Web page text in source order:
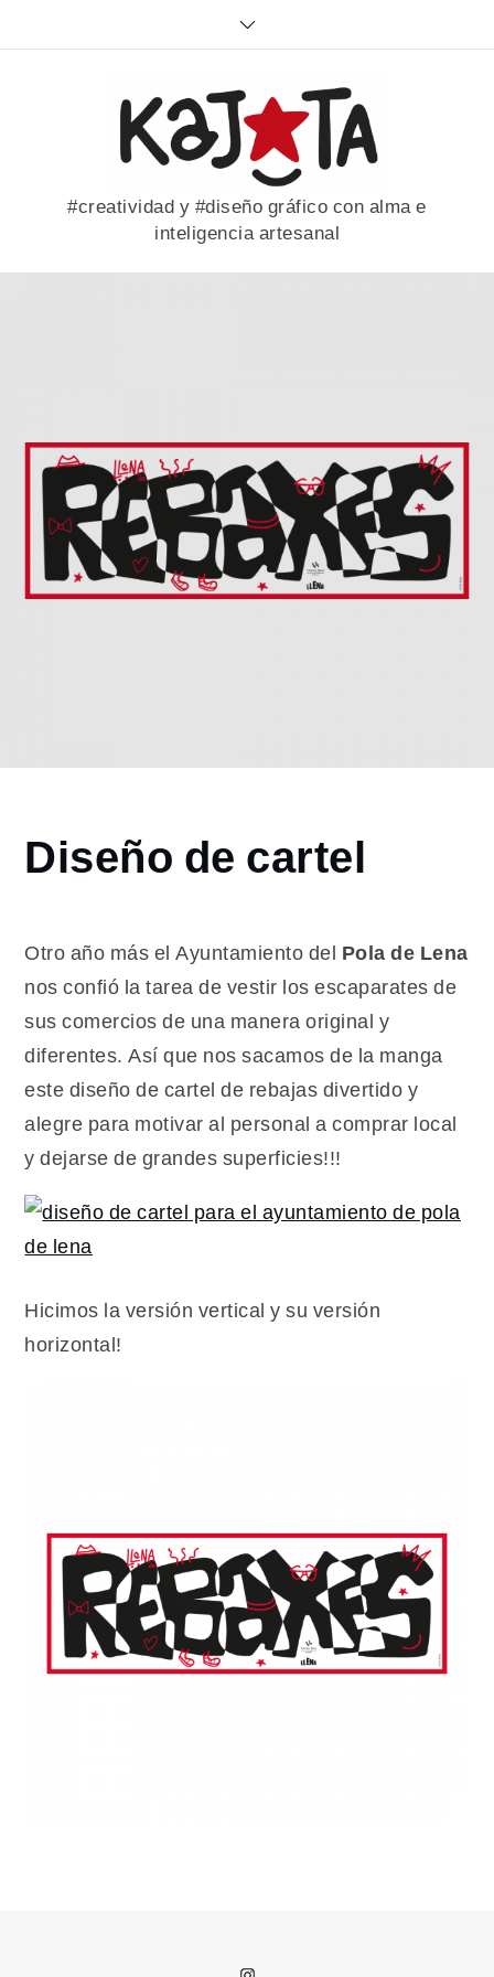
#creatividad y #diseño gráfico con alma e
inteligencia artesanal
Home
2023
Diseño
de
Diseño de cartel
Otro año más el Ayuntamiento del Pola de Lena
nos confió la tarea de vestir los escaparates de
sus comercios de una manera original y
diferentes. Así que nos sacamos de la manga
este diseño de cartel de rebajas divertido y
alegre para motivar al personal a comprar local
y dejarse de grandes superficies!!!
Hicimos la versión vertical y su versión
horizontal!